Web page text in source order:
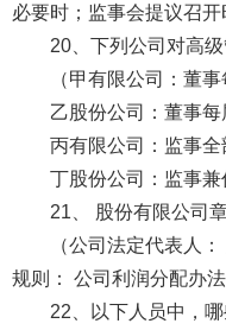
必要时；监事会提议召开
20、下列公司对高
（甲有限公司：董
乙股份公司：董事
丙有限公司：监事
丁股份公司：监事兼
21、 股份有限公司
（公司法定代表人
规则： 公司利润分配办法
22、以下人员中，